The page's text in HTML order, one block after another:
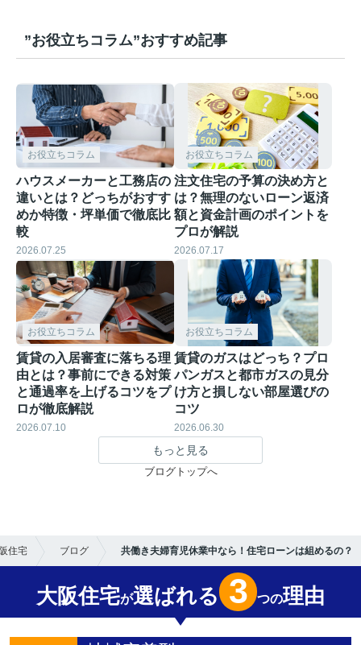
”お役立ちコラム”おすすめ記事
お役立ちコラム
ハウスメーカーと工務店の
違いとは？どっちがおすす
めか特徴・坪単価で徹底比
較
2026.07.25
お役立ちコラム
注文住宅の予算の決め方と
は？無理のないローン返済
額と資金計画のポイントを
プロが解説
2026.07.17
お役立ちコラム
賃貸の入居審査に落ちる理
由とは？事前にできる対策
と通過率を上げるコツをプ
ロが徹底解説
2026.07.10
お役立ちコラム
賃貸のガスはどっち？プロ
パンガスと都市ガスの見分
け方と損しない部屋選びの
コツ
2026.06.30
もっと見る
ブログトップへ
住宅 ブログ 共働き夫婦育児休業中なら！住宅ローンは組めるの？
大阪住宅が選ばれる 3 つの理由